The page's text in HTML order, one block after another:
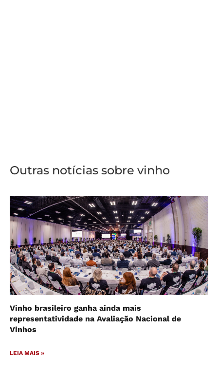
Outras notícias sobre vinho
Vinho brasileiro ganha ainda mais
representatividade na Avaliação Nacional de
Vinhos
LEIA MAIS »